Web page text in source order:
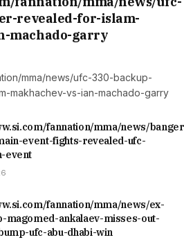
revealed-for-islam-
machado-garry
mma/news/ufc-330-backup-
makhachev-vs-ian-machado-garry
fannation/mma/news/
event-fights-revealed-ufc-
event
fannation/mma/news/ex-
magomed-ankalaev-misses-out-
ufc-abu-dhabi-win